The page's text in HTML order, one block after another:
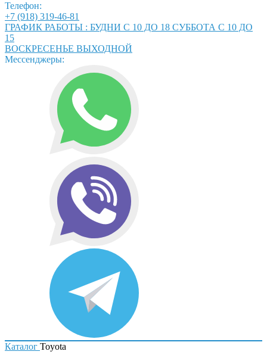
Телефон:
+7 (918) 319-46-81
ГРАФИК РАБОТЫ : БУДНИ С 10 ДО 18 СУББОТА С 10 ДО
15
ВОСКРЕСЕНЬЕ ВЫХОДНОЙ
Мессенджеры:
Каталог Toyota